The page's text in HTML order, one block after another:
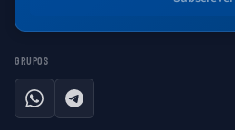
GRUPOS
WhatsAppTelegram